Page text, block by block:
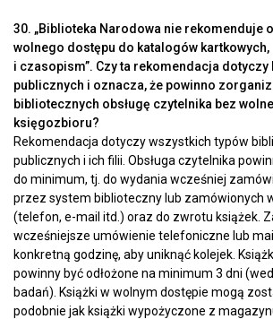
30. „Biblioteka Narodowa nie rekomenduje
wolnego dostępu do katalogów
i czasopism”. Czy ta rekomendacja dotyczy
publicznych i oznacza, że powinno
bibliotecznych obsługę czytelnika bez
księgozbioru?
Rekomendacja dotyczy wszystkich typów
publicznych i ich filii. Obsługa czytelnika
do minimum, tj. do wydania wcześniej
przez system biblioteczny lub zamówionych
(telefon, e-mail itd.) oraz do zwrotu książek.
wcześniejsze umówienie telefoniczne lub
konkretną godzinę, aby uniknąć kolejek.
powinny być odłożone na minimum 3 dni
badań). Książki w wolnym dostępie mogą
podobnie jak książki wypożyczone z